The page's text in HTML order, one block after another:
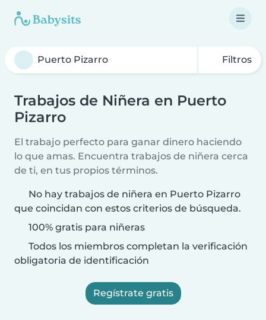
Filtros
Trabajos de Niñera en Puerto
Pizarro
El trabajo perfecto para ganar dinero haciendo
lo que amas. Encuentra trabajos de niñera cerca
de ti, en tus propios términos.
No hay trabajos de niñera en Puerto Pizarro
que coincidan con estos criterios de búsqueda.
100% gratis para niñeras
Todos los miembros completan la verificación
obligatoria de identificación
Regístrate gratis